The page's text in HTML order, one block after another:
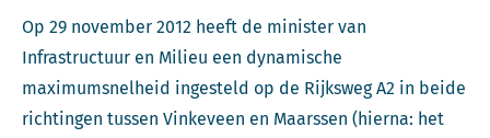
Op 29 november 2012 heeft de minister van
Infrastructuur en Milieu een dynamische
maximumsnelheid ingesteld op de Rijksweg A2 in beide
richtingen tussen Vinkeveen en Maarssen (hierna: het